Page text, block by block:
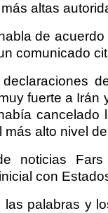
altas
de
comunicado
fuerte a Irán
cancelado
alto nivel
noticias
con
las palabras y